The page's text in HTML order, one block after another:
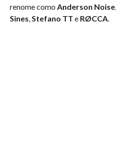
renome como Anderson Noise,
Sines,Stefano TT e RØCCA.